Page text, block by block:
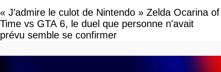
« J’admire le culot de Nintendo » Zelda Ocarina of
Time vs GTA 6, le duel que personne n'avait
prévu semble se confirmer